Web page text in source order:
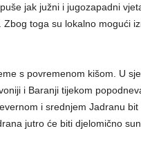
jak južni i jugozapadni
toga su lokalno mogući
s povremenom kišom. U
i Baranji tijekom
i srednjem Jadranu bit
jutro će biti djelomično